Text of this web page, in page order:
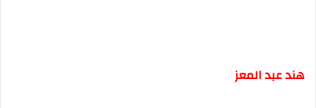
هند عبد المعز